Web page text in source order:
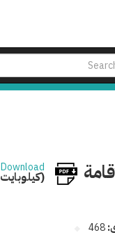
Download
(62.52 كيلوبايت)
468